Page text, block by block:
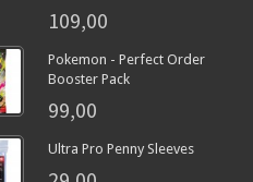
109,00
Pokemon - Perfect Order
Booster Pack
99,00
Ultra Pro Penny Sleeves